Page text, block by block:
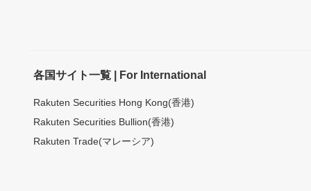
各国サイト一覧 | For International
Rakuten Securities Hong Kong(香港)
Rakuten Securities Bullion(香港)
Rakuten Trade(マレーシア)